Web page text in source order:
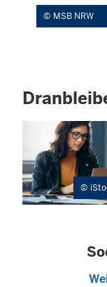
MSB NRW